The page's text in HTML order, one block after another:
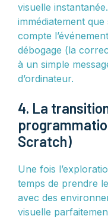
visuelle
immédiatement
compte
débogage (la
à un simple
d’ordinateur.
4. La
Scratch)
Une fois
temps de prendre
avec des
visuelle